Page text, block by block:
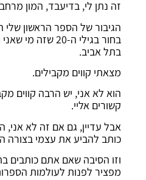
זה נתן לי, בדיעבד, המון
הגיבור של הספר הראשון שלי
בחור בגילי ה-20
בתל אביב.
מצאתי קווים מקבילים.
הוא לא אני, יש הרבה קווים
קשורים אליי.
אבל עדיין, גם אם זה לא אני,
כותב להביע את עצמי בצורה
וזו הסיבה שאם אתם כותבים
מפציר לפנות לעולמות